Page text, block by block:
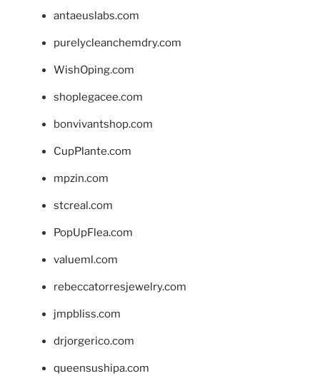
antaeuslabs.com
purelycleanchemdry.com
WishOping.com
shoplegacee.com
bonvivantshop.com
CupPlante.com
mpzin.com
stcreal.com
PopUpFlea.com
valueml.com
rebeccatorresjewelry.com
jmpbliss.com
drjorgerico.com
queensushipa.com